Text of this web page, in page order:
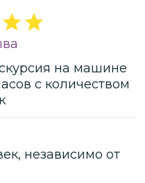
на машине
с количеством
независимо от